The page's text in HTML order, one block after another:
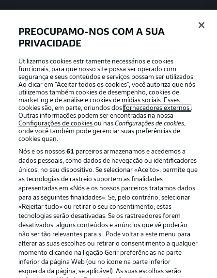
APLICATIVO DA BUNDESLIGA
Oferecido por
Publicidade Avisos legais
Gerir preferências Aviso de privacidade
Emissoras
Trabalhe conosco Marca
Contato Jogadores
PREOCUPAMO-NOS COM A SUA
PRIVACIDADE
Utilizamos cookies estritamente necessários e cookies
funcionais, para que nosso site possa ser operado com
segurança e seus conteúdos e serviços possam ser utilizados.
Ao clicar em “Aceitar todos os cookies”, você autoriza que nós
utilizemos também cookies de desempenho, cookies de
marketing e de análise e cookies de mídias sociais. Esses
cookies são, em parte, oriundos dosfornecedores externos .
Outras informações podem ser encontradas na nossa
Configurações de cookiesou nasConfigurações de cookies,
onde você também pode gerenciar suas preferências de
cookies quan.
Nós e os nossos61 parceiros armazenamos e acedemos a
dados pessoais, como dados de navegação ou identificadores
únicos, no seu dispositivo. Se selecionar «Aceito», permite que
as tecnologias de rastreio suportem as finalidades
apresentadas em «Nós e os nossos parceiros tratamos dados
para as seguintes finalidades». Se, pelo contrário, selecionar
«Rejeitar tudo» ou retirar o seu consentimento, estas
tecnologias serão desativadas. Se os rastreadores forem
desativados, alguns conteúdos e anúncios que vê poderão
não ser tão relevantes para si. Pode voltar a este menu para
alterar as suas escolhas ou retirar o consentimento a qualquer
momento clicando na ligação Gerir preferências na parte
inferior da página Web (ou no ícone na parte inferior
esquerda da página, se aplicável). As suas escolhas serão